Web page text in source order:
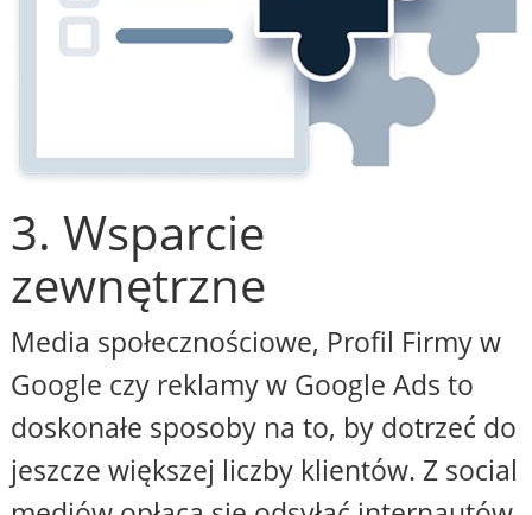
3. Wsparcie
zewnętrzne
Media społecznościowe, Profil Firmy w
Google czy reklamy w Google Ads to
doskonałe sposoby na to, by dotrzeć do
jeszcze większej liczby klientów. Z social